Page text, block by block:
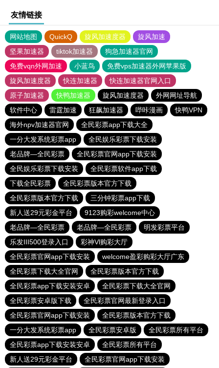
友情链接
网站地图 QuickQ 旋风加速度器
旋风加速
坚果加速器
tiktok加速器
狗急加速器官网
免费vqn外网加速
小蓝鸟
免费vps加速器外网苹果版
旋风加速度器
快连加速器
快连加速器官网入口
原子加速器
快鸭加速器 旋风加速度器
外网网址导航
软件中心
雷霆加速 狂飙加速器 哔咔漫画
快鸭VPN
海外npv加速器官网
全民彩票app下载大全
一分大发系统彩票app
全民娱乐彩票下载安装
老品牌—全民彩票
全民彩票官网app下载安装
全民娱乐彩票下载安装
全民彩票软件app下载
下载全民彩票
全民彩票版本官方下载
全民彩票版本官方下载
三分钟彩票app下载
新人送29元彩金平台
9123购彩welcome中心
老品牌—全民彩票
老品牌—全民彩票
明发彩票平台
乐发III500登录入口
彩神Vl购彩大厅
全民彩票官网app下载安装
welcome盈彩购彩大厅广东
全民彩票下载大全官网
全民彩票版本官方下载
全民彩票app下载安装安卓
全民彩票下载大全官网
全民彩票安卓版下载
全民彩票官网最新登录入口
全民彩票官网app下载安装
全民彩票版本官方下载
一分大发系统彩票app
全民彩票安卓版
全民彩票所有平台
全民彩票app下载安装安卓
全民彩票所有平台
新人送29元彩金平台
全民彩票官网app下载安装